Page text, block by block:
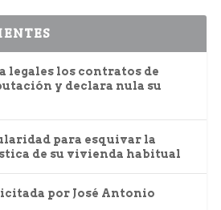
legales los contratos de
y declara nula su
para esquivar la
de su vivienda habitual
por José Antonio